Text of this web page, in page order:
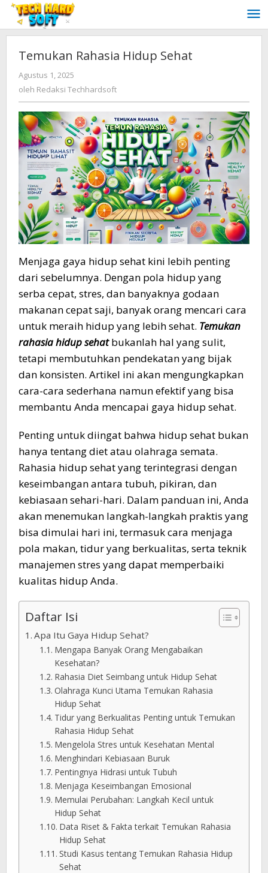
Lewati
konten
Temukan Rahasia Hidup Sehat
Agustus 1, 2025
Redaksi
oleh Redaksi Techhardsoft
Menjaga gaya hidup sehat kini lebih penting
dari sebelumnya. Dengan pola hidup yang
serba cepat, stres, dan banyaknya godaan
makanan cepat saji, banyak orang mencari cara
untuk meraih hidup yang lebih sehat. Temukan
rahasia hidup sehatbukanlah hal yang sulit,
tetapi membutuhkan pendekatan yang bijak
dan konsisten. Artikel ini akan mengungkapkan
cara-cara sederhana namun efektif yang bisa
membantu Anda mencapai gaya hidup sehat.
Penting untuk diingat bahwa hidup sehat bukan
hanya tentang diet atau olahraga semata.
Rahasia hidup sehat yang terintegrasi dengan
keseimbangan antara tubuh, pikiran, dan
kebiasaan sehari-hari. Dalam panduan ini, Anda
akan menemukan langkah-langkah praktis yang
bisa dimulai hari ini, termasuk cara menjaga
pola makan, tidur yang berkualitas, serta teknik
manajemen stres yang dapat memperbaiki
kualitas hidup Anda.
Daftar Isi
Apa Itu Gaya Hidup Sehat?
Mengapa Banyak Orang Mengabaikan
Kesehatan?
Rahasia Diet Seimbang untuk Hidup Sehat
Olahraga Kunci Utama Temukan Rahasia
Hidup Sehat
Tidur yang Berkualitas Penting untuk Temukan
Rahasia Hidup Sehat
Mengelola Stres untuk Kesehatan Mental
Menghindari Kebiasaan Buruk
Pentingnya Hidrasi untuk Tubuh
Menjaga Keseimbangan Emosional
Memulai Perubahan: Langkah Kecil untuk
Hidup Sehat
Data Riset & Fakta terkait Temukan Rahasia
Hidup Sehat
Studi Kasus tentang Temukan Rahasia Hidup
Sehat